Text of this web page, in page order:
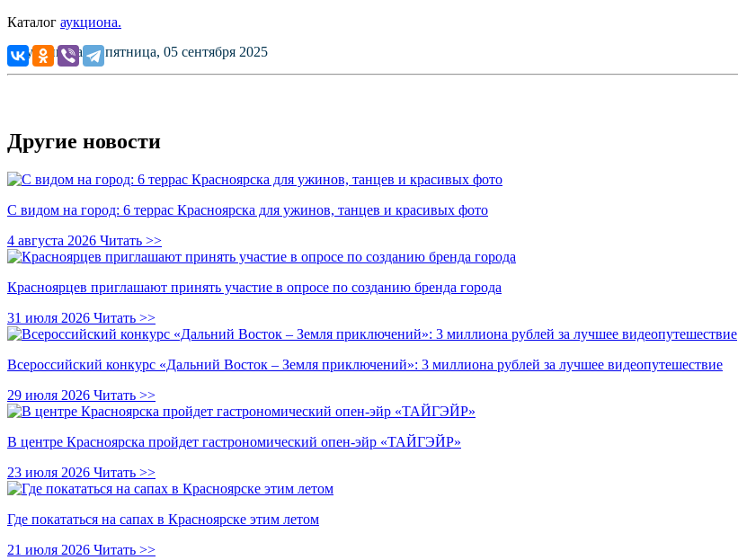
Каталог аукциона.
Опубликовано: пятница, 05 сентября 2025
Другие новости
С видом на город: 6 террас Красноярска для ужинов, танцев и красивых фото
4 августа 2026 Читать >>
Красноярцев приглашают принять участие в опросе по созданию бренда города
31 июля 2026 Читать >>
Всероссийский конкурс «Дальний Восток – Земля приключений»: 3 миллиона рублей за лучшее видеопутешествие
29 июля 2026 Читать >>
В центре Красноярска пройдет гастрономический опен-эйр «ТАЙГЭЙР»
23 июля 2026 Читать >>
Где покататься на сапах в Красноярске этим летом
21 июля 2026 Читать >>